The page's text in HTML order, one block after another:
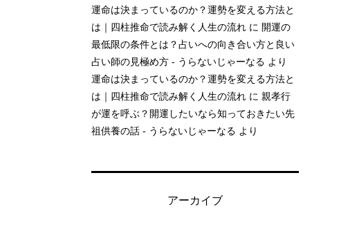
運命は決まっているのか？運勢を変える方法と
は｜四柱推命で読み解く人生の流れ に 開運の
最低限の条件とは？占いへの向き合い方と良い
占い師の見極め方 - うらないじゃーなる より
運命は決まっているのか？運勢を変える方法と
は｜四柱推命で読み解く人生の流れ に 親孝行
が運を呼ぶ？開運したいなら知っておきたい先
祖供養の話 - うらないじゃーなる より
アーカイブ